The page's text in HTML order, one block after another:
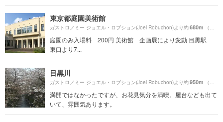
東京都庭園美術館
ガストロノミー ジョエル・ロブション(Joel Robuchon)より約680m （徒歩12分）
庭園のみ入場料 200円 美術館 企画展により変動 目黒駅
東口より7...
目黒川
ガストロノミー ジョエル・ロブション(Joel Robuchon)より約950m （徒歩16分）
満開ではなかったですが、お花見気分を満喫。屋台なども出て
いて、雰囲気あります。